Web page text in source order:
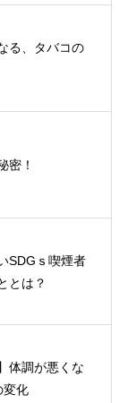
る、タバコの
密！
SDGｓ喫煙者
とは？
体調が悪くな
変化